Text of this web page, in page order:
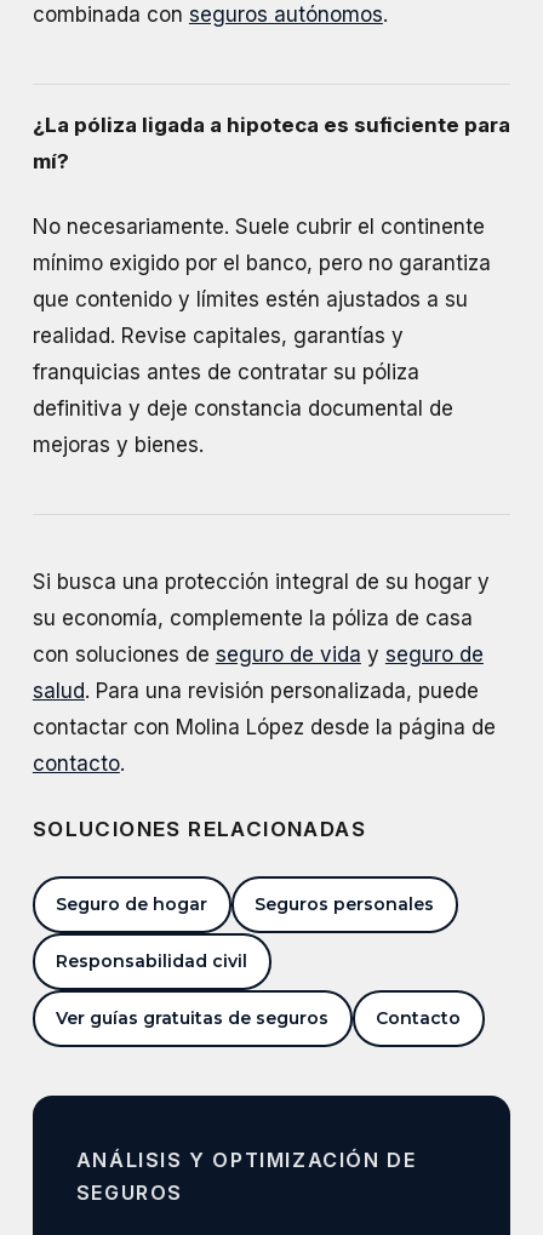
combinada con seguros autónomos.
¿La póliza ligada a hipoteca es suficiente para
mí?
No necesariamente. Suele cubrir el continente
mínimo exigido por el banco, pero no garantiza
que contenido y límites estén ajustados a su
realidad. Revise capitales, garantías y
franquicias antes de contratar su póliza
definitiva y deje constancia documental de
mejoras y bienes.
Si busca una protección integral de su hogar y
su economía, complemente la póliza de casa
con soluciones de seguro de vida y seguro de
salud. Para una revisión personalizada, puede
contactar con Molina López desde la página de
contacto.
SOLUCIONES RELACIONADAS
Seguro de hogar Seguros personales
Responsabilidad civil
Ver guías gratuitas de seguros Contacto
ANÁLISIS Y OPTIMIZACIÓN DE
SEGUROS